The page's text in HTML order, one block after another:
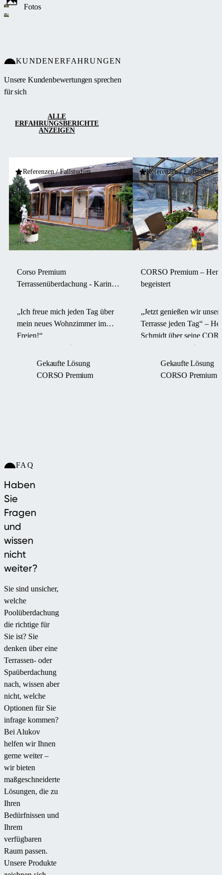
Fotos
KUNDENERFAHRUNGEN
Unsere Kundenbewertungen sprechen
für sich
ALLE
ERFAHRUNGSBERICHTE
ANZEIGEN
Referenzen / Fallstudien
Corso Premium
Terrassenüberdachung - Karin
„Ich freue mich jeden Tag über
mein neues Wohnzimmer im
Freien!“
Gekaufte Lösung
CORSO Premium
Referenzen / Fallstudien
CORSO Premium –
begeistert
„Jetzt genießen wir
Terrasse jeden Tag“ –
Schmidt über seine
Premium Überdachung
Gekaufte Lösung
CORSO Premium
FAQ
Haben
Sie
Fragen
und
wissen
nicht
weiter?
Sie sind unsicher,
welche
Poolüberdachung
die richtige für
Sie ist? Sie
denken über eine
Terrassen- oder
Spaüberdachung
nach, wissen aber
nicht, welche
Optionen für Sie
infrage kommen?
Bei Alukov
helfen wir Ihnen
gerne weiter –
wir bieten
maßgeschneiderte
Lösungen, die zu
Ihren
Bedürfnissen und
Ihrem
verfügbaren
Raum passen.
Unsere Produkte